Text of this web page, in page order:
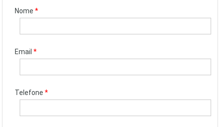
Nome *
Email *
Telefone *